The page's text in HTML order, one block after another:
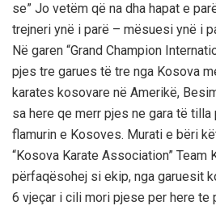
se” Jo vetëm që na dha hapat e
trejneri ynë i parë – mësuesi ynë i
Në garen “Grand Champion
pjes tre garues të tre nga Kosova
karates kosovare në Amerikë,
sa here qe merr pjes ne gara të
flamurin e Kosoves. Murati e bëri
“Kosova Karate Association” Team
përfaqësohej si ekip, nga garuesit
6 vjeçar i cili mori pjese per here te